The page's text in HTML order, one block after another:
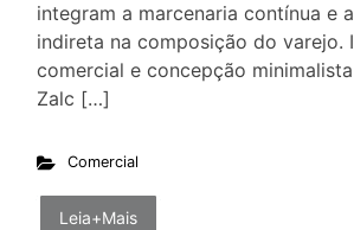
integram a marcenaria contínua e
indireta na composição do varejo.
comercial e concepção
Zalc […]
Comercial
Leia+Mais